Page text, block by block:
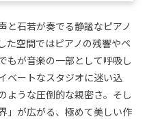
と石若が奏でる静謐なピアノ
た空間ではピアノの残響やペ
もが音楽の一部として呼吸し
ベートなスタジオに迷い込
ような圧倒的な親密さ。そし
」が広がる、極めて美しい作